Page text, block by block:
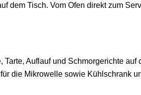
dem Tisch. Vom Ofen direkt zum
Auflauf und Schmorgerichte
die Mikrowelle sowie Kühlschrank